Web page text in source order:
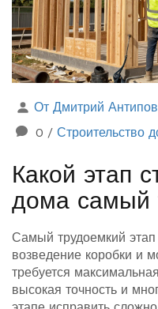
От Дмитрий Антипов
0 / Строительство
Какой этап
дома самый
Самый трудоемкий этап
возведение коробки и
требуется
высокая точность и